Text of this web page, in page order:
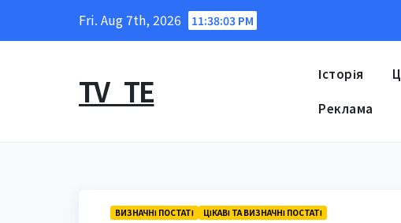
Fri. Aug 7th, 2026 11:38:04 PM
TV_TE Історія
Реклама
ВИЗНАЧНІ ПОСТАТІ ЦІКАВІ ТА ВИЗНАЧНІ ПОСТАТІ